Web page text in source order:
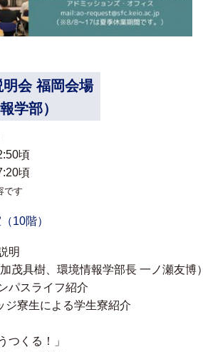
会 福岡会場
学部）
頃
頃
です
10階）
明
茂具樹、環境情報学部長 一ノ瀬友博）
パスライフ紹介
ジ寮生による学生寮紹介
つくる！」